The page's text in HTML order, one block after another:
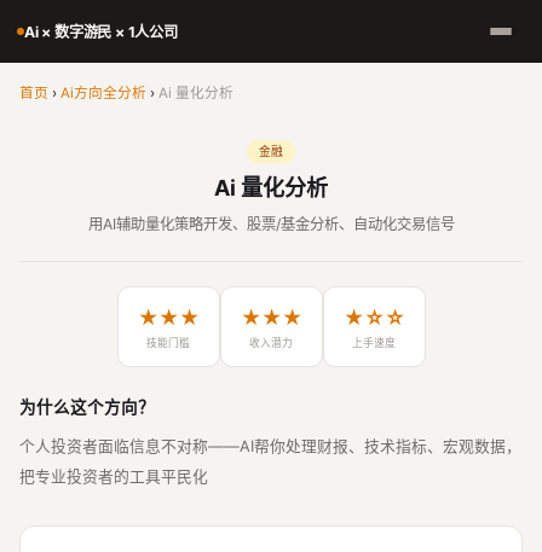
Ai × 数字游民 × 1人公司
首页 › Ai方向全分析 › Ai 量化分析
金融
Ai 量化分析
用AI辅助量化策略开发、股票/基金分析、自动化交易信号
★★★
技能门槛
★★★
收入潜力
★☆☆
上手速度
为什么这个方向？
个人投资者面临信息不对称——AI帮你处理财报、技术指标、宏观数据，
把专业投资者的工具平民化